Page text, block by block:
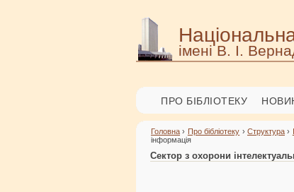
імені В. І.
ПРО БІБЛІОТЕКУ
Головна › Про бібліотеку › Структура ›
інформація
Сектор з охорони